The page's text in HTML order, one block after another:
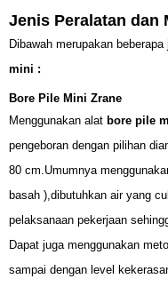
Jenis Peralatan dan
Dibawah merupakan
mini :
Bore Pile Mini Zrane
Menggunakan alat bore pile
pengeboran dengan pilihan
80 cm.Umumnya
basah ),dibutuhkan air yang
pelaksanaan pekerjaan
Dapat juga menggunakan
sampai dengan level